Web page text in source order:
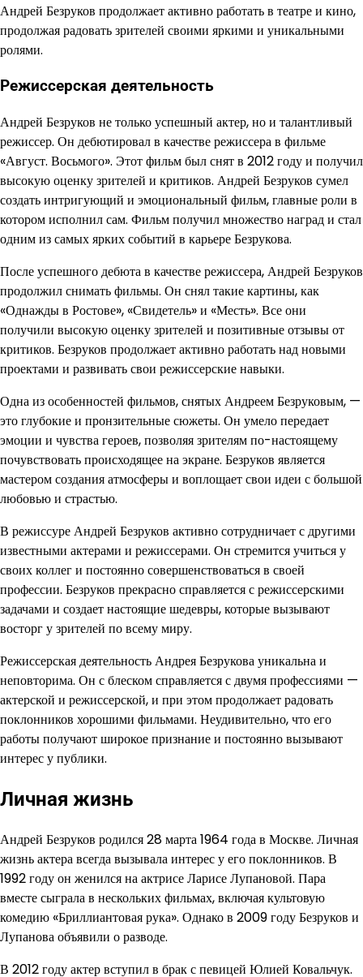
Андрей Безруков продолжает активно работать в театре и кино,
продолжая радовать зрителей своими яркими и уникальными
ролями.
Режиссерская деятельность
Андрей Безруков не только успешный актер, но и талантливый
режиссер. Он дебютировал в качестве режиссера в фильме
«Август. Восьмого». Этот фильм был снят в 2012 году и получил
высокую оценку зрителей и критиков. Андрей Безруков сумел
создать интригующий и эмоциональный фильм, главные роли в
котором исполнил сам. Фильм получил множество наград и стал
одним из самых ярких событий в карьере Безрукова.
После успешного дебюта в качестве режиссера, Андрей Безруков
продолжил снимать фильмы. Он снял такие картины, как
«Однажды в Ростове», «Свидетель» и «Месть». Все они
получили высокую оценку зрителей и позитивные отзывы от
критиков. Безруков продолжает активно работать над новыми
проектами и развивать свои режиссерские навыки.
Одна из особенностей фильмов, снятых Андреем Безруковым, —
это глубокие и пронзительные сюжеты. Он умело передает
эмоции и чувства героев, позволяя зрителям по-настоящему
почувствовать происходящее на экране. Безруков является
мастером создания атмосферы и воплощает свои идеи с большой
любовью и страстью.
В режиссуре Андрей Безруков активно сотрудничает с другими
известными актерами и режиссерами. Он стремится учиться у
своих коллег и постоянно совершенствоваться в своей
профессии. Безруков прекрасно справляется с режиссерскими
задачами и создает настоящие шедевры, которые вызывают
восторг у зрителей по всему миру.
Режиссерская деятельность Андрея Безрукова уникальна и
неповторима. Он с блеском справляется с двумя профессиями —
актерской и режиссерской, и при этом продолжает радовать
поклонников хорошими фильмами. Неудивительно, что его
работы получают широкое признание и постоянно вызывают
интерес у публики.
Личная жизнь
Андрей Безруков родился 28 марта 1964 года в Москве. Личная
жизнь актера всегда вызывала интерес у его поклонников. В
1992 году он женился на актрисе Ларисе Лупановой. Пара
вместе сыграла в нескольких фильмах, включая культовую
комедию «Бриллиантовая рука». Однако в 2009 году Безруков и
Лупанова объявили о разводе.
В 2012 году актер вступил в брак с певицей Юлией Ковальчук.